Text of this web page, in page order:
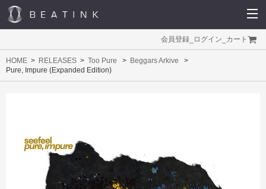
会員登録 ログイン カート
HOME RELEASES Too Pure
Beggars Arkive
Pure, Impure (Expanded Edition)